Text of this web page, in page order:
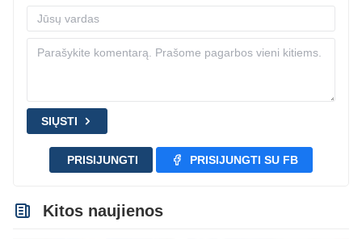
SIŲSTI
PRISIJUNGTI PRISIJUNGTI SU FB
Kitos naujienos